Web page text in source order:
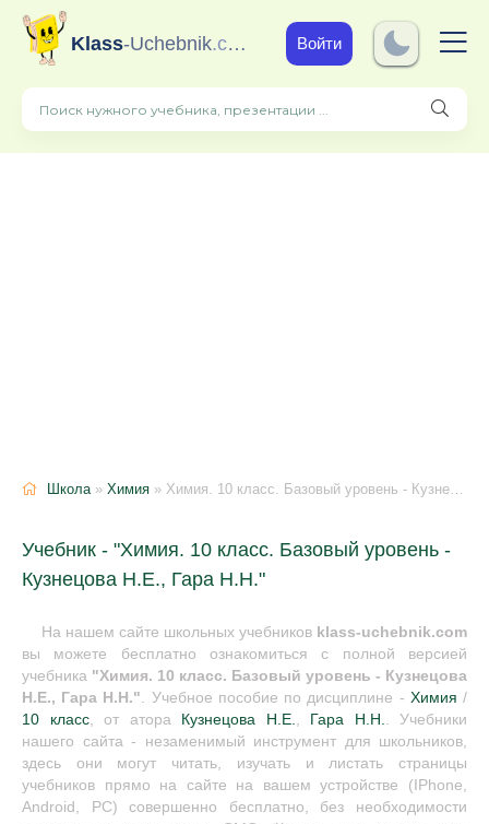
Klass-Uchebnik.com Войти
Школа» Химия » Химия. 10 класс. Базовый уровень - Кузнецова Н.Е., Гара Н.Н.
Учебник - "Химия. 10 класс. Базовый уровень -
Кузнецова Н.Е., Гара Н.Н."
На нашем сайте школьных учебников klass-uchebnik.com
вы можете бесплатно ознакомиться с полной версией
учебника "Химия. 10 класс. Базовый уровень - Кузнецова
Н.Е., Гара Н.Н.". Учебное пособие по дисциплине - Химия /
10 класс, от атора Кузнецова Н.Е., Гара Н.Н.. Учебники
нашего сайта - незаменимый инструмент для школьников,
здесь они могут читать, изучать и листать страницы
учебников прямо на сайте на вашем устройстве (IPhone,
Android, PC) совершенно бесплатно, без необходимости